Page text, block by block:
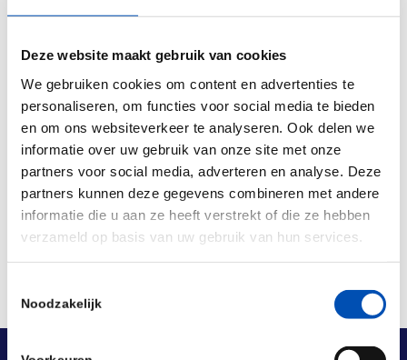
Deze website maakt gebruik van cookies
We gebruiken cookies om content en advertenties te
personaliseren, om functies voor social media te bieden
en om ons websiteverkeer te analyseren. Ook delen we
informatie over uw gebruik van onze site met onze
partners voor social media, adverteren en analyse. Deze
partners kunnen deze gegevens combineren met andere
informatie die u aan ze heeft verstrekt of die ze hebben
verzameld op basis van uw gebruik van hun services.
Noodzakelijk
and communicate your message with impact.
For more information and to register, please
the JPP website.